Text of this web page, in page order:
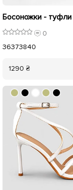
0
36373840
1290 ₴